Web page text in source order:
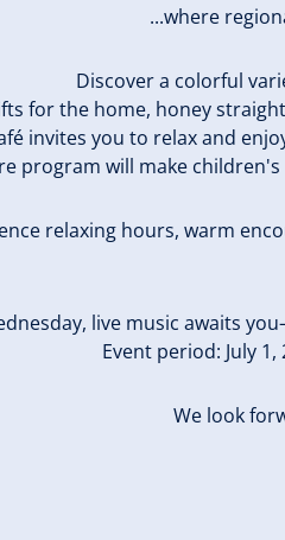
...where
Discover a colorful
for the home, honey
invites you to relax and
program will make
relaxing hours, warm
live music awaits
Event period: July
We look